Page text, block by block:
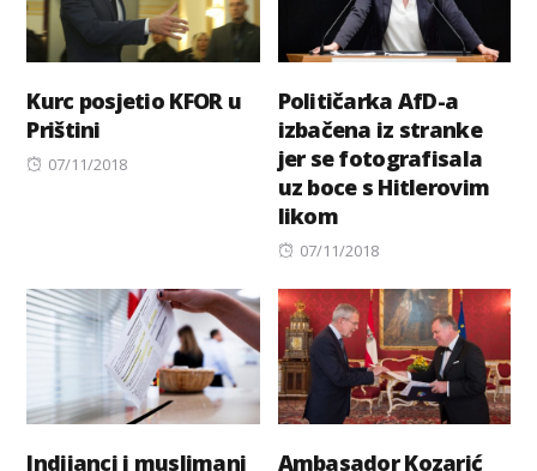
Kurc posjetio KFOR u
Prištini
Posted
07/11/2018
Političarka AfD-a
izbačena iz stranke
jer se fotografisala
uz boce s Hitlerovim
likom
Posted
07/11/2018
Indijanci i muslimani Ambasador Kozarić